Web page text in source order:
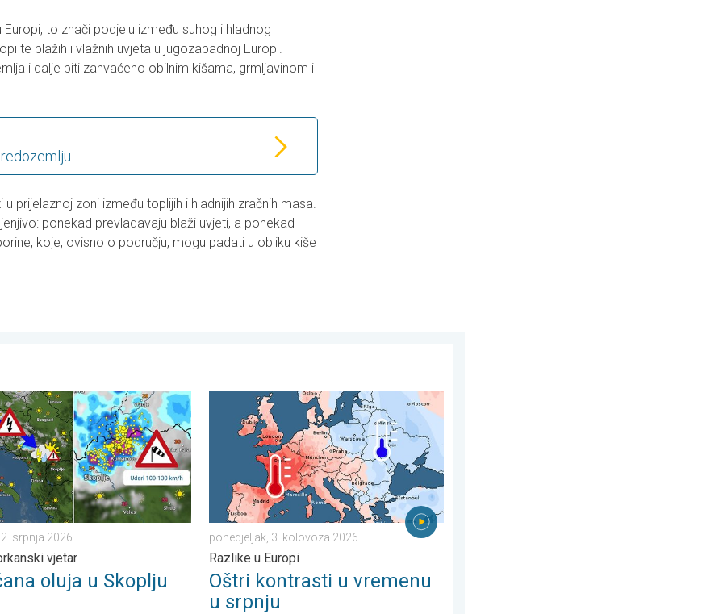
to znači podjelu između suhog i hladnog
te blažih i vlažnih uvjeta u jugozapadnoj Europi.
i dalje biti zahvaćeno obilnim kišama, grmljavinom i
prijelaznoj zoni između toplijih i hladnijih zračnih masa.
ponekad prevladavaju blaži uvjeti, a ponekad
koje, ovisno o području, mogu padati u obliku kiše
. srijeda, 5. kolovoza 2026.
oluja u Skoplju. Olujni i orkanski vjetar. . . srijeda, 22. srpnja 2026.
srpnja 2026.
vjetar
oluja u Skoplju
Oštri kontrasti u vremenu u srpnju. Razlike u Europi. . . ponedjeljak, 3. kolovoza 2026.
ponedjeljak, 3. kolovoza 2026.
Razlike u Europi
Oštri kontrasti u vremenu
u srpnju